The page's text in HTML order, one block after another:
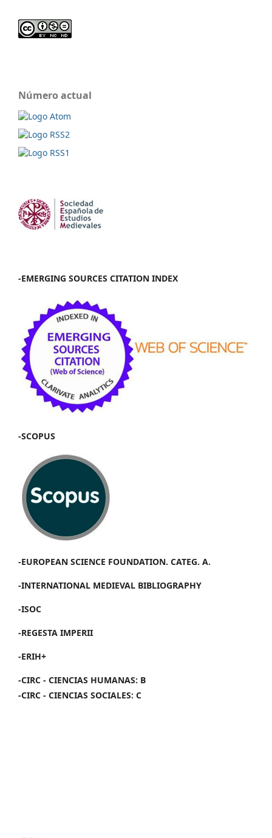
Número actual
-EMERGING SOURCES CITATION INDEX
-SCOPUS
-EUROPEAN SCIENCE FOUNDATION. CATEG. A.
-INTERNATIONAL MEDIEVAL BIBLIOGRAPHY
-ISOC
-REGESTA IMPERII
-ERIH+
-CIRC - CIENCIAS HUMANAS: B
-CIRC - CIENCIAS SOCIALES: C